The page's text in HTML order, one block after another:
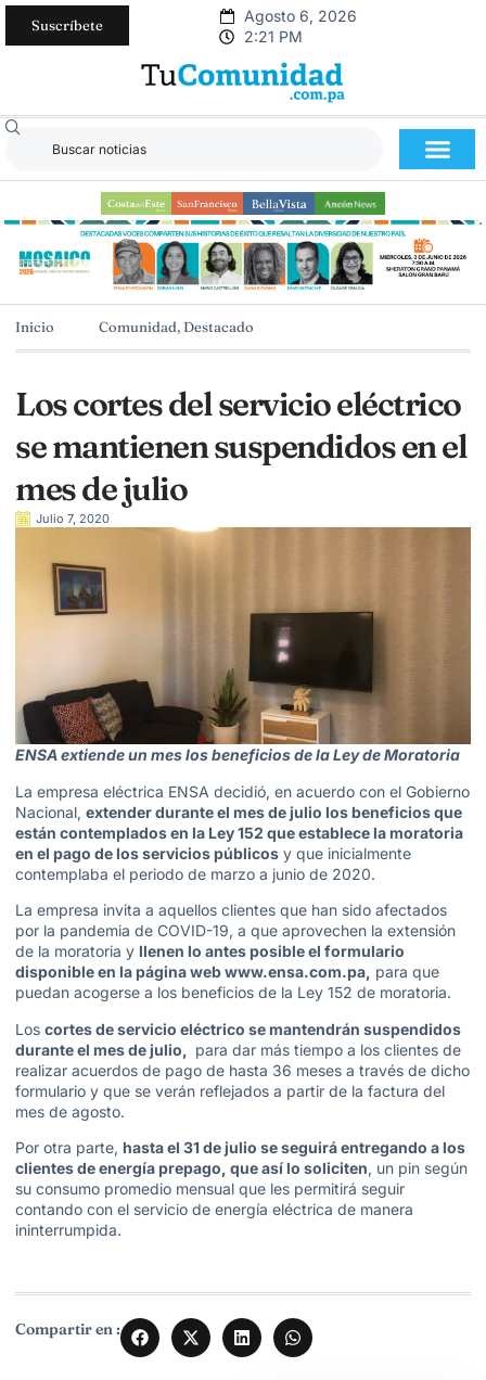
Suscríbete
Agosto 6, 2026
2:21 PM
Inicio Comunidad, Destacado
Los cortes del servicio eléctrico
se mantienen suspendidos en el
mes de julio
Julio 7, 2020
ENSA extiende un mes los beneficios de la Ley de Moratoria
La empresa eléctrica ENSA decidió, en acuerdo con el Gobierno
Nacional, extender durante el mes de julio los beneficios que
están contemplados en la Ley 152 que establece la moratoria
en el pago de los servicios públicos y que inicialmente
contemplaba el periodo de marzo a junio de 2020.
La empresa invita a aquellos clientes que han sido afectados
por la pandemia de COVID-19, a que aprovechen la extensión
de la moratoria y llenen lo antes posible el formulario
disponible en la página webwww.ensa.com.pa, para que
puedan acogerse a los beneficios de la Ley 152 de moratoria.
Los cortes de servicio eléctrico se mantendrán suspendidos
durante el mes de julio, para dar más tiempo a los clientes de
realizar acuerdos de pago de hasta 36 meses a través de dicho
formulario y que se verán reflejados a partir de la factura del
mes de agosto.
Por otra parte, hasta el 31 de julio se seguirá entregando a los
clientes de energía prepago, que así lo soliciten, un pin según
su consumo promedio mensual que les permitirá seguir
contando con el servicio de energía eléctrica de manera
ininterrumpida.
Compartir en :